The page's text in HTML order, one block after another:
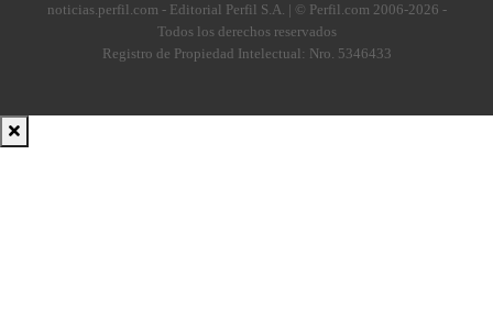
noticias.perfil.com - Editorial Perfil S.A. | © Perfil.com 2006-2026 -
Todos los derechos reservados
Registro de Propiedad Intelectual: Nro. 5346433